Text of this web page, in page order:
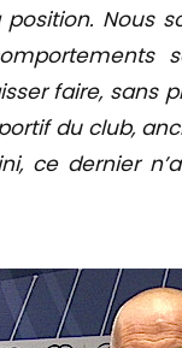
Nous
faire, sans
du club,
ce dernier